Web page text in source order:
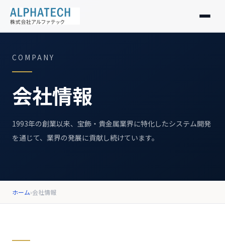
私たちの想い
会社情報
お知らせ
お問い合わせ
COMPANY
会社情報
1993年の創業以来、宝飾・貴金属業界に特化したシステム開発
を通じて、業界の発展に貢献し続けています。
ホーム›会社情報